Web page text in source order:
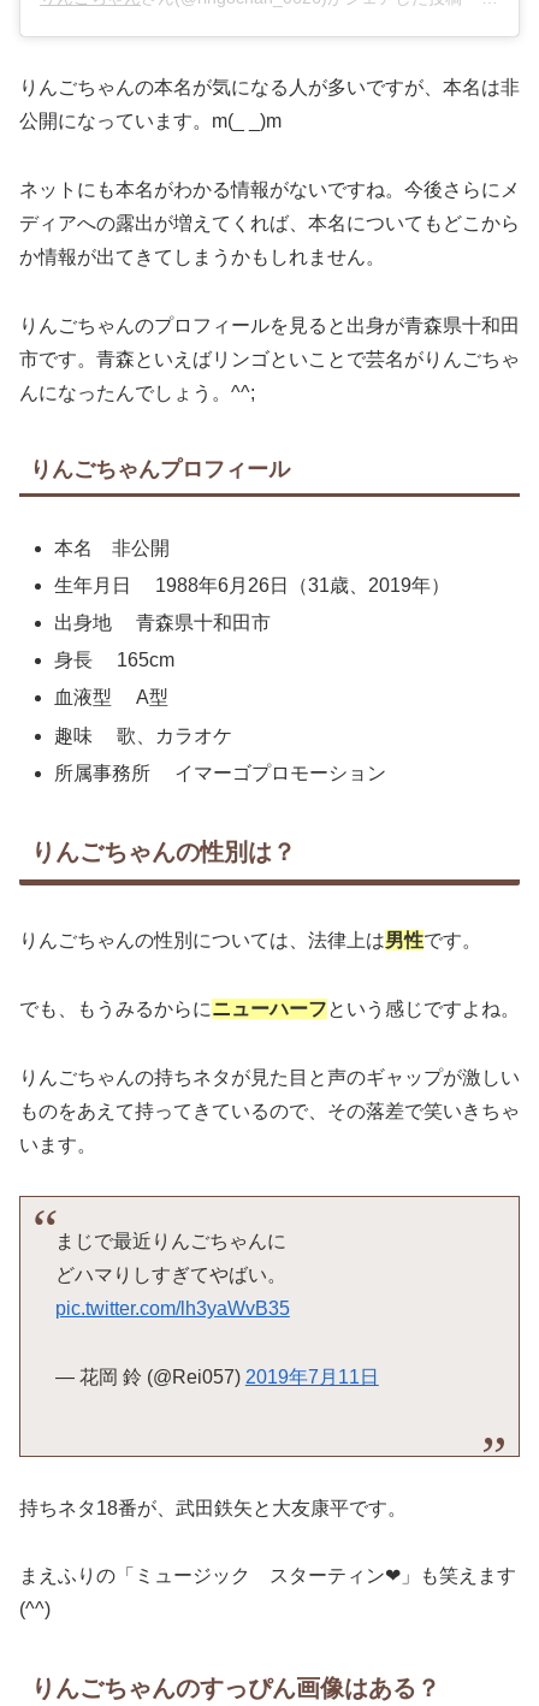
りんごちゃんの本名が気になる人が多いですが、本名は非
公開になっています。m(_ _)m
ネットにも本名がわかる情報がないですね。今後さらにメ
ディアへの露出が増えてくれば、本名についてもどこから
か情報が出てきてしまうかもしれません。
りんごちゃんのプロフィールを見ると出身が青森県十和田
市です。青森といえばリンゴといことで芸名がりんごちゃ
んになったんでしょう。^^;
りんごちゃんプロフィール
本名 非公開
生年月日 1988年6月26日（31歳、2019年）
出身地 青森県十和田市
身長 165cm
血液型 A型
趣味 歌、カラオケ
所属事務所 イマーゴプロモーション
りんごちゃんの性別は？
りんごちゃんの性別については、法律上は男性です。
でも、もうみるからにニューハーフという感じですよね。
りんごちゃんの持ちネタが見た目と声のギャップが激しい
ものをあえて持ってきているので、その落差で笑いきちゃ
います。
まじで最近りんごちゃんに
どハマりしすぎてやばい。
pic.twitter.com/lh3yaWvB35
— 花岡 鈴 (@Rei057) 2019年7月11日
持ちネタ18番が、武田鉄矢と大友康平です。
まえふりの「ミュージック スターティン❤」も笑えます
(^^)
りんごちゃんのすっぴん画像はある？